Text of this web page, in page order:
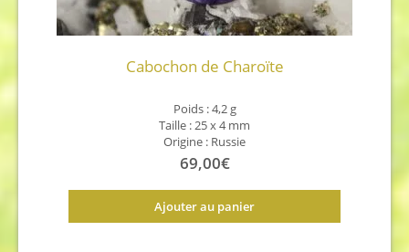
Cabochon de Charoïte
Poids : 4,2 g
Taille : 25 x 4 mm
Origine : Russie
69,00€
Ajouter au panier